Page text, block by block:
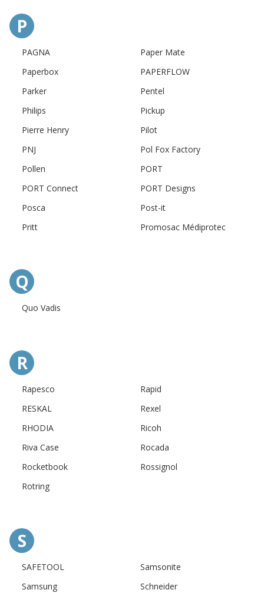
P
PAGNA
Paper Mate
Paperbox
PAPERFLOW
Parker
Pentel
Philips
Pickup
Pierre Henry
Pilot
PNJ
Pol Fox Factory
Pollen
PORT
PORT Connect
PORT Designs
Posca
Post-it
Pritt
Promosac Médiprotec
Q
Quo Vadis
R
Rapesco
Rapid
RESKAL
Rexel
RHODIA
Ricoh
Riva Case
Rocada
Rocketbook
Rossignol
Rotring
S
SAFETOOL
Samsonite
Samsung
Schneider